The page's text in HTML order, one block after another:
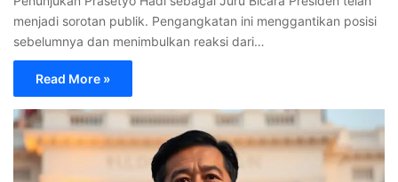
menjadi sorotan publik. Pengangkatan ini menggantikan posisi
sebelumnya dan menimbulkan reaksi dari…
Read More »